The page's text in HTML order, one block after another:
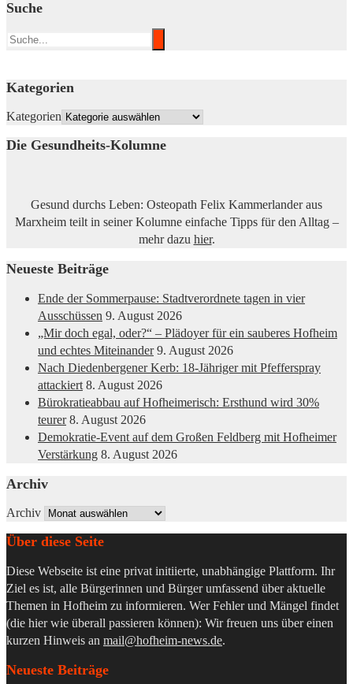
Suche
Kategorien
Kategorien
Die Gesundheits-Kolumne
Gesund durchs Leben: Osteopath Felix Kammerlander aus
Marxheim teilt in seiner Kolumne einfache Tipps für den Alltag –
mehr dazu hier.
Neueste Beiträge
Ende der Sommerpause: Stadtverordnete tagen in vier
Ausschüssen 9. August 2026
„Mir doch egal, oder?“ – Plädoyer für ein sauberes Hofheim
und echtes Miteinander 9. August 2026
Nach Diedenbergener Kerb: 18-Jähriger mit Pfefferspray
attackiert 8. August 2026
Bürokratieabbau auf Hofheimerisch: Ersthund wird 30%
teurer 8. August 2026
Demokratie-Event auf dem Großen Feldberg mit Hofheimer
Verstärkung 8. August 2026
Archiv
Archiv
Über diese Seite
Diese Webseite ist eine privat initiierte, unabhängige Plattform. Ihr
Ziel es ist, alle Bürgerinnen und Bürger umfassend über aktuelle
Themen in Hofheim zu informieren. Wer Fehler und Mängel findet
(die hier wie überall passieren können): Wir freuen uns über einen
kurzen Hinweis an mail@hofheim-news.de.
Neueste Beiträge